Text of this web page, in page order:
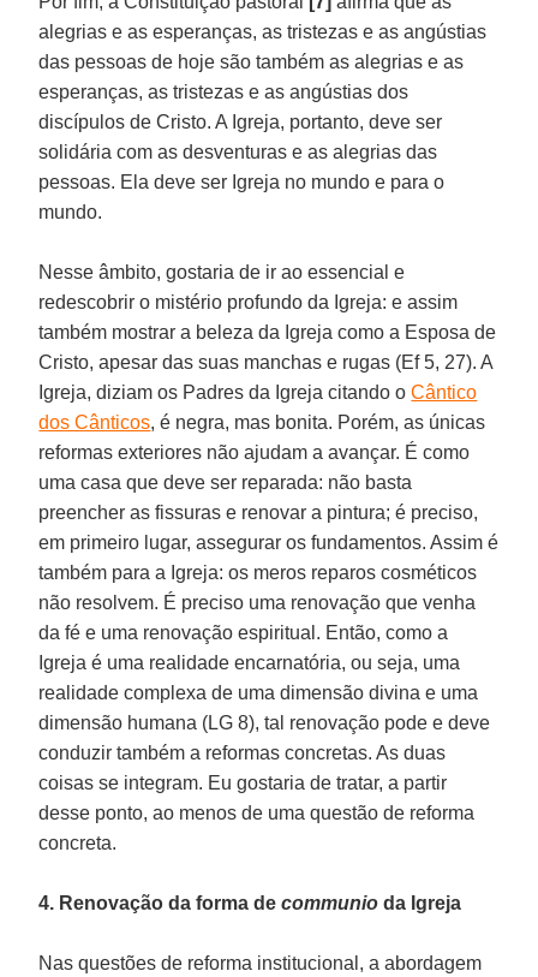
alegrias e as esperanças, as tristezas e as angústias
das pessoas de hoje são também as alegrias e as
esperanças, as tristezas e as angústias dos
discípulos de Cristo. A Igreja, portanto, deve ser
solidária com as desventuras e as alegrias das
pessoas. Ela deve ser Igreja no mundo e para o
mundo.
Nesse âmbito, gostaria de ir ao essencial e
redescobrir o mistério profundo da Igreja: e assim
também mostrar a beleza da Igreja como a Esposa de
Cristo, apesar das suas manchas e rugas (Ef 5, 27). A
Igreja, diziam os Padres da Igreja citando oCântico
dos Cânticos, é negra, mas bonita. Porém, as únicas
reformas exteriores não ajudam a avançar. É como
uma casa que deve ser reparada: não basta
preencher as fissuras e renovar a pintura; é preciso,
em primeiro lugar, assegurar os fundamentos. Assim é
também para a Igreja: os meros reparos cosméticos
não resolvem. É preciso uma renovação que venha
da fé e uma renovação espiritual. Então, como a
Igreja é uma realidade encarnatória, ou seja, uma
realidade complexa de uma dimensão divina e uma
dimensão humana (LG 8), tal renovação pode e deve
conduzir também a reformas concretas. As duas
coisas se integram. Eu gostaria de tratar, a partir
desse ponto, ao menos de uma questão de reforma
concreta.
4. Renovação da forma decommunio da Igreja
Nas questões de reforma institucional, a abordagem